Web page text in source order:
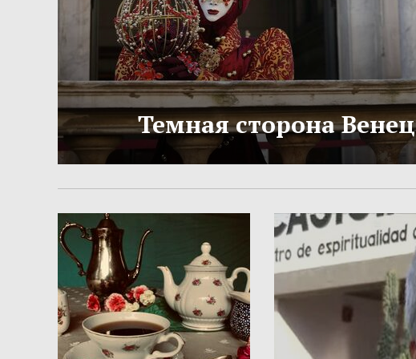
Темная сторона